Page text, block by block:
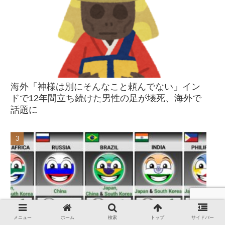
海外「神様は別にそんなこと頼んでない」イン
ドで12年間立ち続けた男性の足が壊死、海外で
話題に
メニュー ホーム 検索 トップ サイドバー